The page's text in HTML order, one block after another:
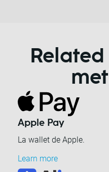
Apple Pay
La wallet de Apple.
Learn more